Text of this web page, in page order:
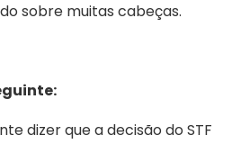
sobre muitas cabeças.
dizer que a decisão do STF